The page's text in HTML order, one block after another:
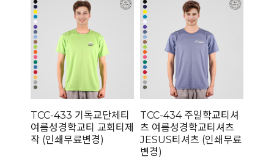
TCC-433 기독교단체티
여름성경학교티 교회티제
작 (인쇄무료변경)
TCC-434 주일학교티셔
츠 여름성경학교티셔츠
JESUS티셔츠 (인쇄무료
변경)